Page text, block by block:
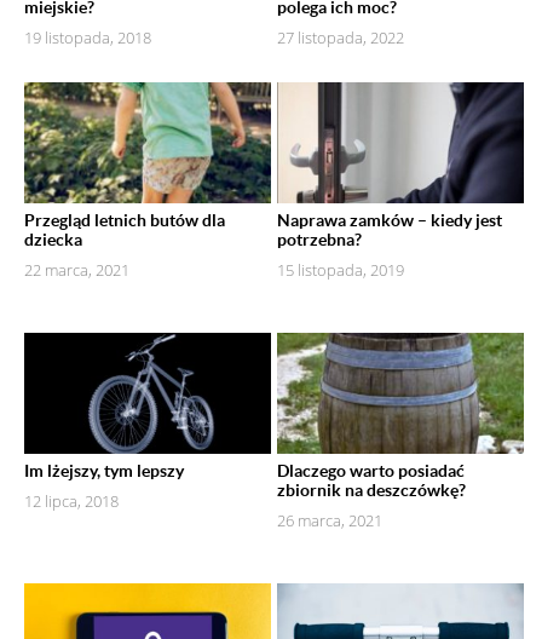
miejskie?
19 listopada, 2018
polega ich moc?
27 listopada, 2022
Przegląd letnich butów dla
dziecka
22 marca, 2021
Naprawa zamków – kiedy jest
potrzebna?
15 listopada, 2019
Im lżejszy, tym lepszy
12 lipca, 2018
Dlaczego warto posiadać
zbiornik na deszczówkę?
26 marca, 2021